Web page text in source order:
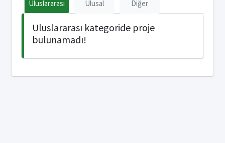
Uluslararası Ulusal Diğer
Uluslararası kategoride proje
bulunamadı!